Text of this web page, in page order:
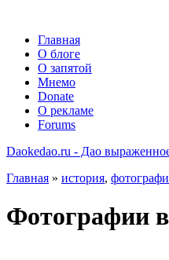
Главная
О блоге
О запятой
Мнемо
Donate
О рекламе
Forums
Daokedao.ru - Дао
Главная » история,
Фотографии